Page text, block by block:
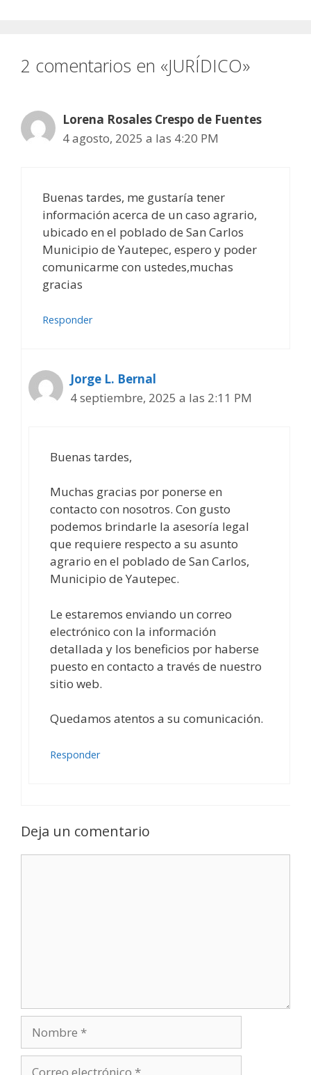
2 comentarios en «JURÍDICO»
Lorena Rosales Crespo de Fuentes
4 agosto, 2025 a las 4:20 PM
Buenas tardes, me gustaría tener
información acerca de un caso agrario,
ubicado en el poblado de San Carlos
Municipio de Yautepec, espero y poder
comunicarme con ustedes,muchas
gracias
Responder
Jorge L. Bernal
4 septiembre, 2025 a las 2:11 PM
Buenas tardes,
Muchas gracias por ponerse en
contacto con nosotros. Con gusto
podemos brindarle la asesoría legal
que requiere respecto a su asunto
agrario en el poblado de San Carlos,
Municipio de Yautepec.
Le estaremos enviando un correo
electrónico con la información
detallada y los beneficios por haberse
puesto en contacto a través de nuestro
sitio web.
Quedamos atentos a su comunicación.
Responder
Deja un comentario